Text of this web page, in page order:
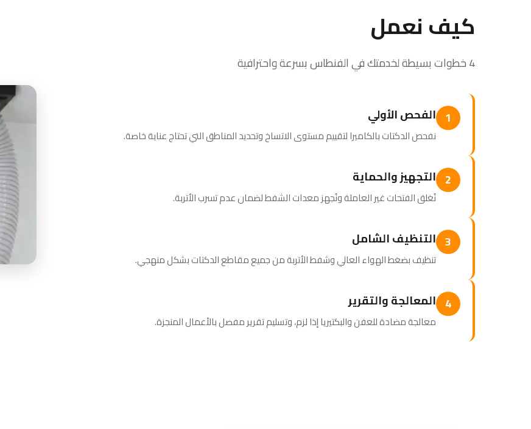
كيف نعمل
4 خطوات بسيطة لخدمتك في الفنطاس بسرعة واحترافية
1 الفحص الأولي
نفحص الدكتات بالكاميرا لتقييم مستوى الاتساخ وتحديد المناطق التي تحتاج عناية خاصة.
2 التجهيز والحماية
نُغلق الفتحات غير العاملة ونُجهز معدات الشفط لضمان عدم تسرب الأتربة.
3 التنظيف الشامل
تنظيف بضغط الهواء العالي وشفط الأتربة من جميع مقاطع الدكتات بشكل منهجي.
4 المعالجة والتقرير
معالجة مضادة للعفن والبكتيريا إذا لزم، وتسليم تقرير مفصل بالأعمال المنجزة.